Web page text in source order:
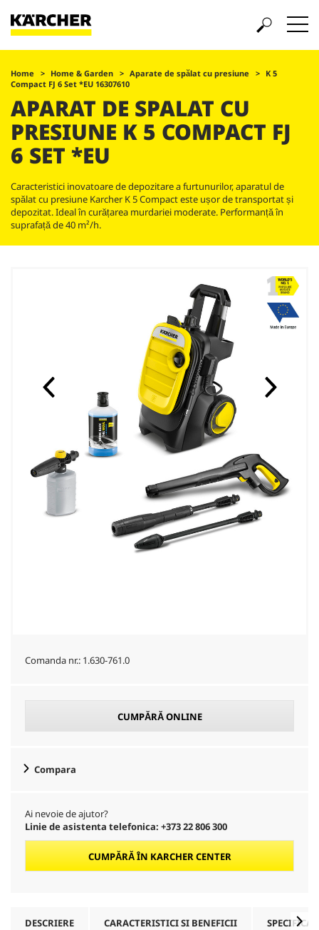
Home Home & Garden Aparate de spălat cu presiune
K 5
Compact FJ 6 Set *EU 16307610
APARAT DE SPALAT CU
PRESIUNE K 5 COMPACT FJ
6 SET *EU
Caracteristici inovatoare de depozitare a furtunurilor, aparatul de
spălat cu presiune Karcher K 5 Compact este ușor de transportat și
depozitat. Ideal în curățarea murdariei moderate. Performanță în
suprafață de 40 m²/h.
Comanda nr.: 1.630-761.0
CUMPĂRĂ ONLINE
Compara
Ai nevoie de ajutor?
Linie de asistenta telefonica: +373 22 806 300
CUMPĂRĂ ÎN KARCHER CENTER
DESCRIERE CARACTERISTICI SI BENEFICII